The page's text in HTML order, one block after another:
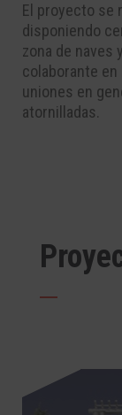
El proyecto se
disponiendo
zona de naves
colaborante en
uniones en
atornilladas.